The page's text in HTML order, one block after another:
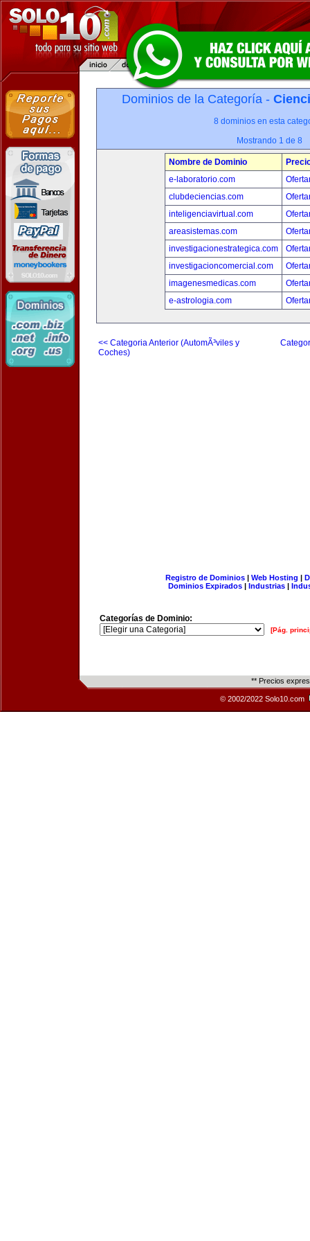
Dominios de la Categoría -
8 dominios en esta
Mostrando 1 de 8
Nombre de Dominio
e-laboratorio.com
clubdeciencias.com
inteligenciavirtual.com
areasistemas.com
investigacionestrategica.com
investigacioncomercial.com
imagenesmedicas.com
e-astrologia.com
<< Categoria Anterior (AutomÃ³viles y
Coches)
Registro de Dominios| Web Hosting |
Dominios Expirados | Industrias |
Categorías de Dominio:
[Pág.
** Precios
© 2002/2022 Solo10.com